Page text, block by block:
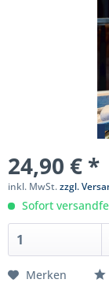
24,90 € *
inkl. MwSt.zzgl.
Sofort
Merken